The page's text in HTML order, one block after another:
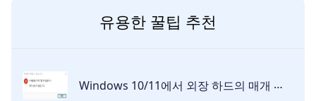
유용한 꿀팁 추천
Windows 10/11에서 외장 하드의 매개 변수가 틀릴 때 어떻게 해결하나요?